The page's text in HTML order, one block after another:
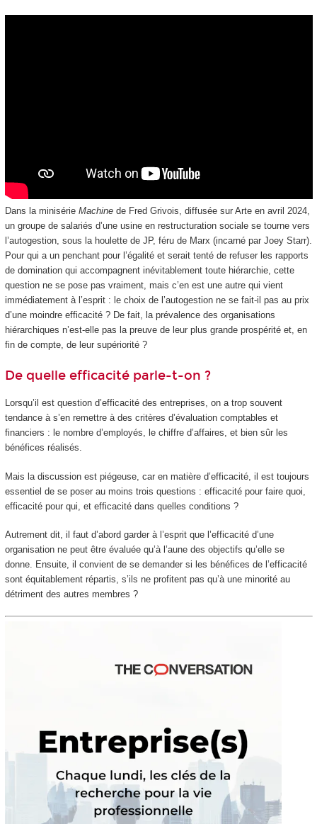
Dans la minisérie Machinede Fred Grivois, diffusée sur Arte en avril 2024,
un groupe de salariés d’une usine en restructuration sociale se tourne vers
l’autogestion, sous la houlette de JP, féru de Marx (incarné par Joey Starr).
Pour qui a un penchant pour l’égalité et serait tenté de refuser les rapports
de domination qui accompagnent inévitablement toute hiérarchie, cette
question ne se pose pas vraiment, mais c’en est une autre qui vient
immédiatement à l’esprit : le choix de l’autogestion ne se fait-il pas au prix
d’une moindre efficacité ? De fait, la prévalence des organisations
hiérarchiques n’est-elle pas la preuve de leur plus grande prospérité et, en
fin de compte, de leur supériorité ?
De quelle efficacité parle-t-on ?
Lorsqu’il est question d’efficacité des entreprises, on a trop souvent
tendance à s’en remettre à des critères d’évaluation comptables et
financiers : le nombre d’employés, le chiffre d’affaires, et bien sûr les
bénéfices réalisés.
Mais la discussion est piégeuse, car en matière d’efficacité, il est toujours
essentiel de se poser au moins trois questions : efficacité pour faire quoi,
efficacité pour qui, et efficacité dans quelles conditions ?
Autrement dit, il faut d’abord garder à l’esprit que l’efficacité d’une
organisation ne peut être évaluée qu’à l’aune des objectifs qu’elle se
donne. Ensuite, il convient de se demander si les bénéfices de l’efficacité
sont équitablement répartis, s’ils ne profitent pas qu’à une minorité au
détriment des autres membres ?